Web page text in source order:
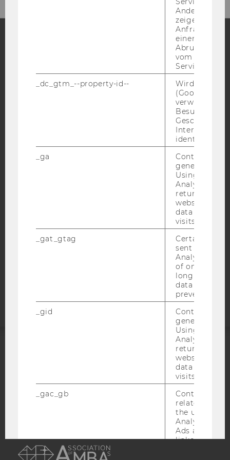
Blog
Bluesky
BARRIEREFREIHEITSERKLÄRUNG WEBSEITE
DATENSCHUTZERKLÄRUNG SOCIAL MEDIA
STUDIENBEWERBER*INNEN UND STUDIERENDE
COOKIE EINSTELLUNGEN
Barrierefreiheitserklärung
Andere
zeigen Opt-
Anfrage im
einen Fehler
Abrufen
vom AMP
Service an.
_dc_gtm_--property-id--
Wird von
(Google Tag
verwendet,
Besucher
Geschlecht
Interessen zu
identifizieren.
_ga
Contains a
generated
Using this
Analytics can
returning
website and
data from
visits.
_gat_gtag
Certain data
sent to
Analytics a
of once per
long as it is
data
prevented.
_gid
Contains a
generated
Using this
Analytics can
returning
website and
data from
visits.
_gac_gb
Contains
related
the user. If
Analytics and
Ads accounts
linked, the